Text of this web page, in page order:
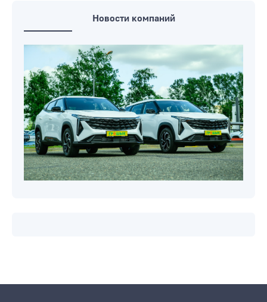
сыном с тяжелой инвалидностью
Новости компаний